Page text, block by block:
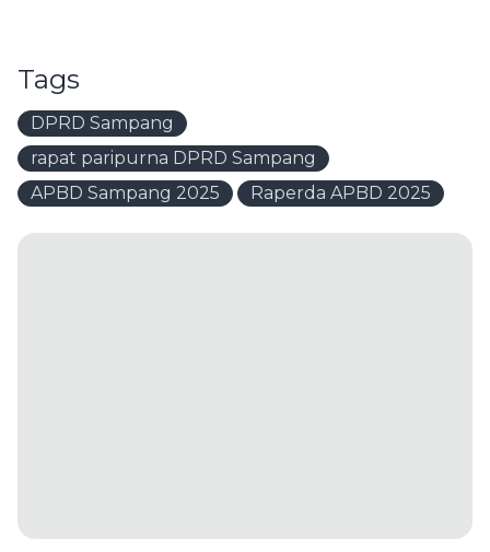
Tags
DPRD Sampang
rapat paripurna DPRD Sampang
APBD Sampang 2025
Raperda APBD 2025